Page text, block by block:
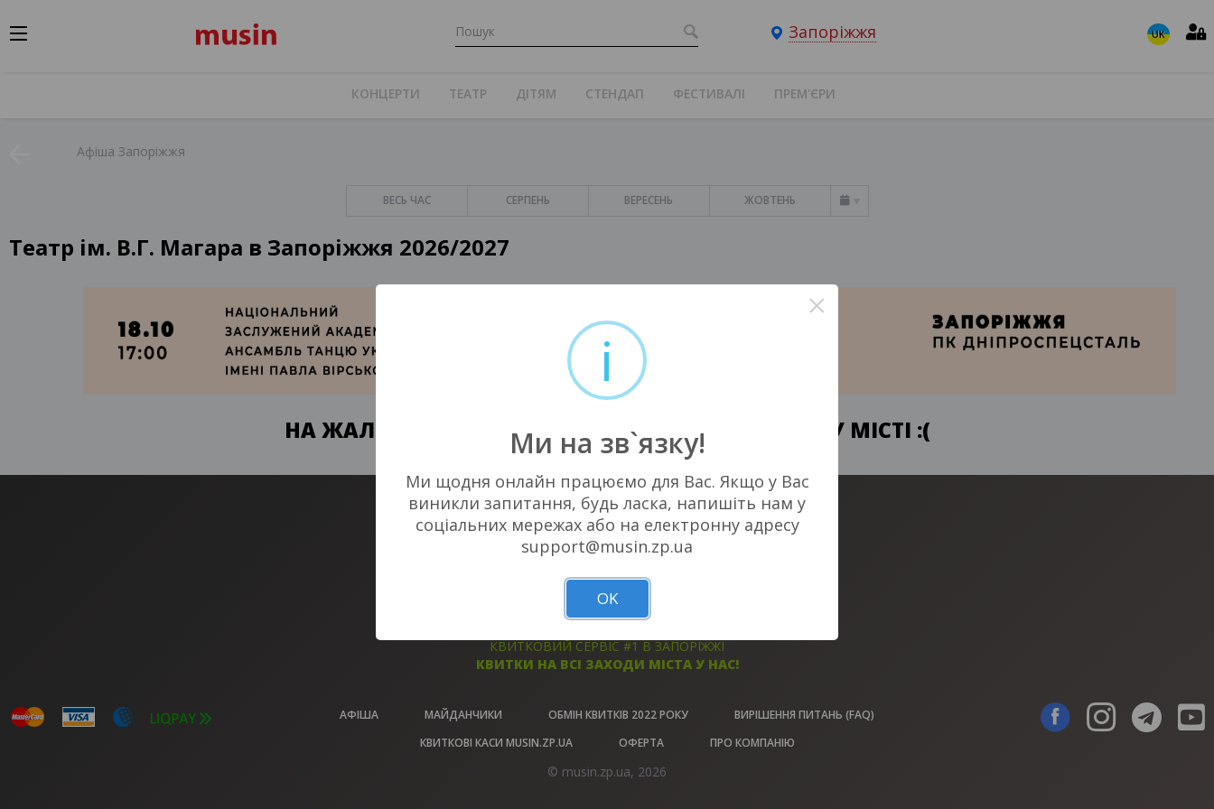
Запоріжжя UK
КОНЦЕРТИ ТЕАТР ДІТЯМ СТЕНДАП ФЕСТИВАЛІ ПРЕМ'ЄРИ
Афіша Запоріжжя
ВЕСЬ ЧАС СЕРПЕНЬ ВЕРЕСЕНЬ ЖОВТЕНЬ
Театр ім. В.Г. Магара в Запоріжжя 2026/2027
НА ЖАЛЬ, НЕМАЄ АКТУАЛЬНИХ ПОДІЙ У ВАШОМУ МІСТІ :(
КВИТКОВИЙ СЕРВІС #1 В ЗАПОРІЖЖІ
КВИТКИ НА ВСІ ЗАХОДИ МІСТА У НАС!
АФІША МАЙДАНЧИКИ ОБМІН КВИТКІВ 2022 РОКУ
ВИРІШЕННЯ ПИТАНЬ (FAQ)
КВИТКОВІ КАСИ MUSIN.ZP.UA
ОФЕРТА ПРО КОМПАНІЮ
© musin.zp.ua, 2026
i
Ми на зв`язку!
×
Ми щодня онлайн працюємо для Вас. Якщо у Вас
виникли запитання, будь ласка, напишіть нам у
соціальних мережах або на електронну адресу
support@musin.zp.ua
OK